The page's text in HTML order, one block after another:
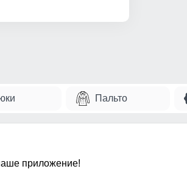
Пальто
приложение!